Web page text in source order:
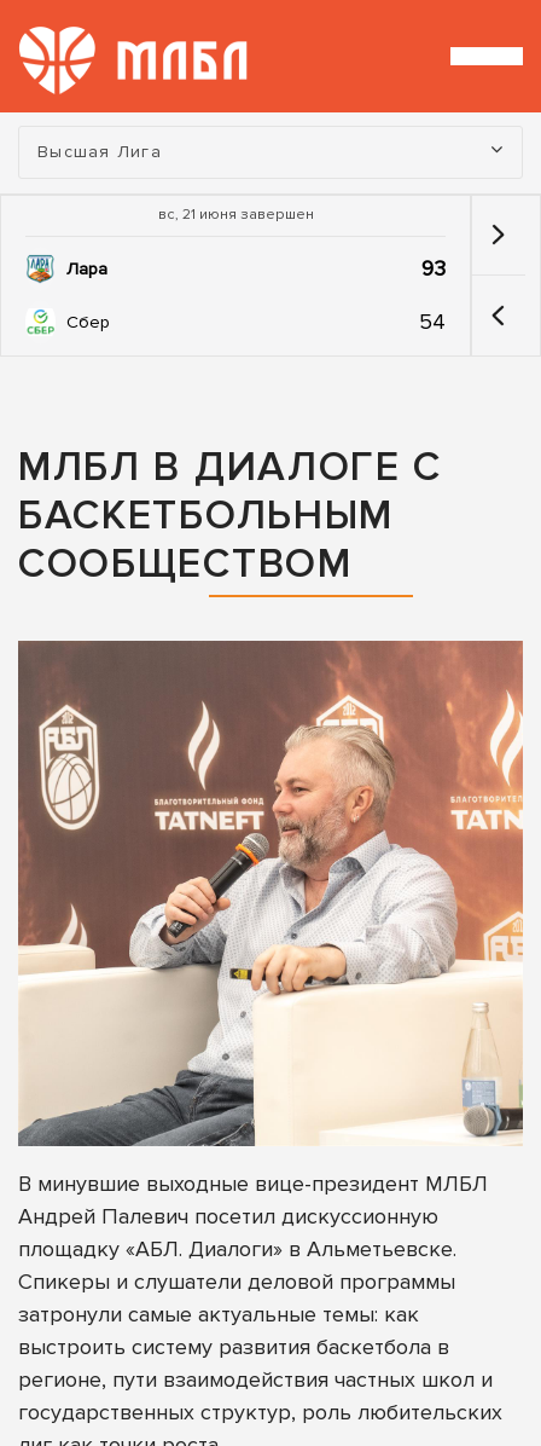
Турнир:
Высшая Лига
вс, 21 июня завершен
Лара 93
Сбер 54
МЛБЛ В ДИАЛОГЕ С
БАСКЕТБОЛЬНЫМ
СООБЩЕСТВОМ
В минувшие выходные вице-президент МЛБЛ
Андрей Палевич посетил дискуссионную
площадку «АБЛ. Диалоги» в Альметьевске.
Спикеры и слушатели деловой программы
затронули самые актуальные темы: как
выстроить систему развития баскетбола в
регионе, пути взаимодействия частных школ и
государственных структур, роль любительских